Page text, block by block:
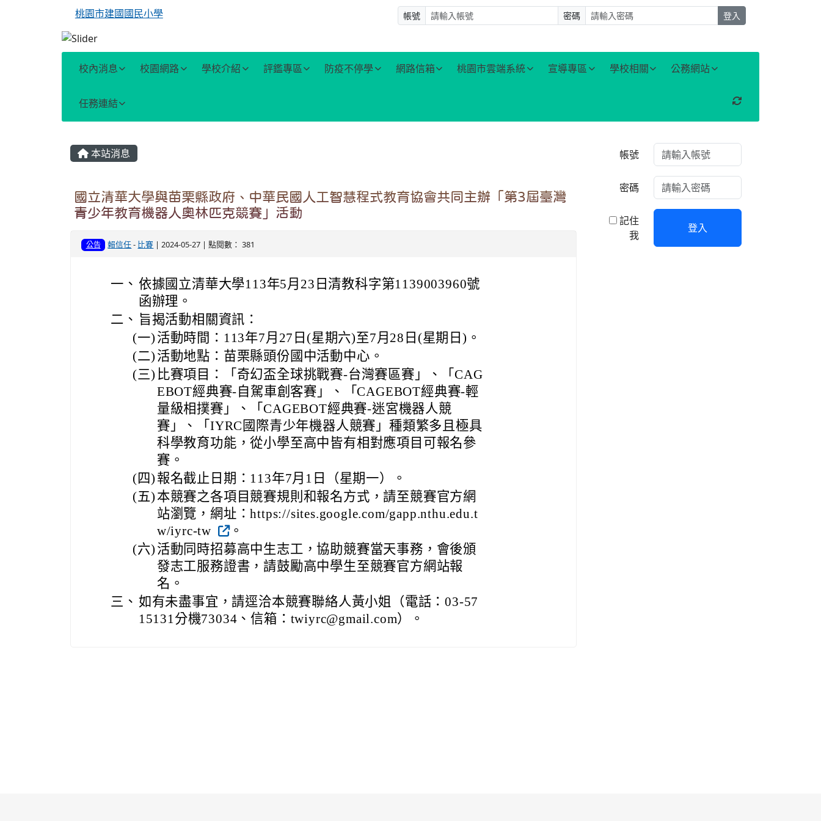
桃園市建國國民小學 帳號 密碼 登入
校內消息 校園網路 學校介紹 評鑑專區 防疫不停學 網路信箱 桃園市雲端系統 宣導專區 學校相關 公務網站
任務連結 重新取得佈景設定
主內容區域
本站消息
國立清華大學與苗栗縣政府、中華民國人工智慧程式教育協會共同主辦「第3屆臺灣
青少年教育機器人奧林匹克競賽」活動
公告 賴信任- 比賽 | 2024-05-27 | 點閱數： 381
一、 依據國立清華大學113年5月23日清教科字第1139003960號
函辦理。
二、 旨揭活動相關資訊：
(一) 活動時間：113年7月27日(星期六)至7月28日(星期日)。
(二) 活動地點：苗栗縣頭份國中活動中心。
(三) 比賽項目：「奇幻盃全球挑戰賽-台灣賽區賽」、「CAG
EBOT經典賽-自駕車創客賽」、「CAGEBOT經典賽-輕
量級相撲賽」、「CAGEBOT經典賽-迷宮機器人競
賽」、「IYRC國際青少年機器人競賽」種類繁多且極具
科學教育功能，從小學至高中皆有相對應項目可報名參
賽。
(四) 報名截止日期：113年7月1日（星期一）。
(五) 本競賽之各項目競賽規則和報名方式，請至競賽官方網
站瀏覽，網址：https://sites.google.com/gapp.nthu.edu.t
w/iyrc-tw
。
(六) 活動同時招募高中生志工，協助競賽當天事務，會後頒
發志工服務證書，請鼓勵高中學生至競賽官方網站報
名。
三、 如有未盡事宜，請逕洽本競賽聯絡人黃小姐（電話：03-57
15131分機73034、信箱：twiyrc@gmail.com）。
右邊區域內容
帳號
密碼
記住
我
登入